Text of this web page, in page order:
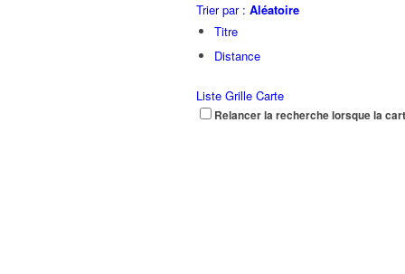
Trier par : Aléatoire
Titre
Distance
Liste Grille Carte
Relancer la recherche lorsque la